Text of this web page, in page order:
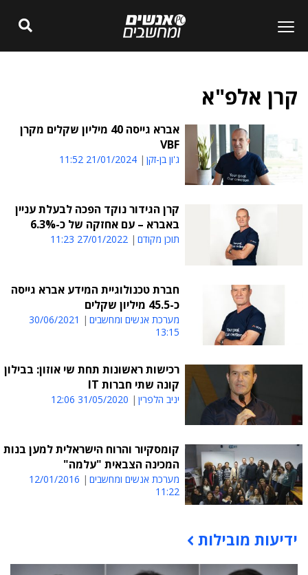
קרן אלפ"א
אברא גייסה 40 מיליון שקלים מקרן
VBF
ג'ון בן-זקן 21/01/2024 11:52
קרן הגידור נוקד הפכה לבעלת עניין
באברא – עם אחזקה של כ-6.3%
תוכן מקודם 27/01/2022 11:23
חברת טכנולוגיית המידע אברא גייסה
כ-45.5 מיליון שקלים
מערכת אנשים ומחשבים
30/06/2021
13:15
רכישות ראשונות תחת שי אוזון: בבילון
קונה שתי חברות IT
יניב הלפרין 31/05/2020 12:06
קומסקיור והרוח הישראלית למען בנות
המכינה הצבאית "עלמה"
מערכת אנשים ומחשבים
12/01/2016
11:22
תוכן פרסומי
ידיעות מובילות